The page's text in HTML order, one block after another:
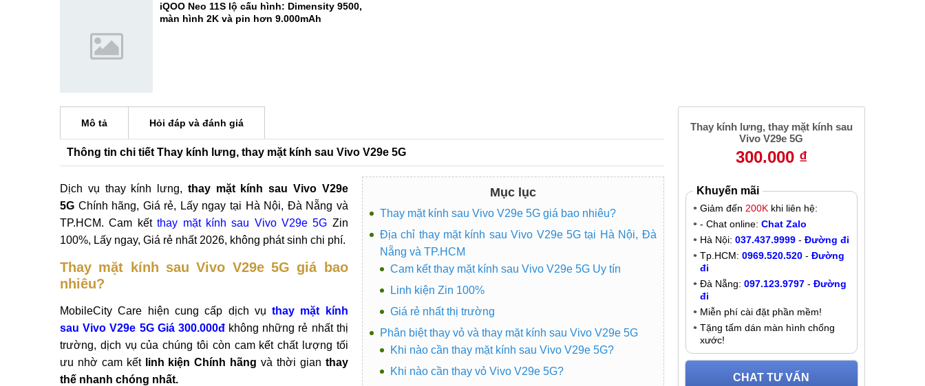
iQOO Neo 11S lộ cấu hình: Dimensity 9500,
màn hình 2K và pin hơn 9.000mAh
Mô tả Hỏi đáp và đánh giá
Thông tin chi tiết Thay kính lưng, thay mặt kính sau Vivo V29e 5G
Mục lục
Thay mặt kính sau Vivo V29e 5G giá bao nhiêu?
Địa chỉ thay mặt kính sau Vivo V29e 5G tại Hà Nội, Đà
Nẵng và TP.HCM
Cam kết thay mặt kính sau Vivo V29e 5G Uy tín
Linh kiện Zin 100%
Giá rẻ nhất thị trường
Phân biệt thay vỏ và thay mặt kính sau Vivo V29e 5G
Khi nào cần thay mặt kính sau Vivo V29e 5G?
Khi nào cần thay vỏ Vivo V29e 5G?
Dịch vụ thay kính lưng, thay mặt kính sau Vivo V29e
5G Chính hãng, Giá rẻ, Lấy ngay tại Hà Nội, Đà Nẵng và
TP.HCM. Cam kếtthay mặt kính sau Vivo V29e 5G Zin
100%, Lấy ngay, Giá rẻ nhất 2026, không phát sinh chi phí.
Thay mặt kính sau Vivo V29e 5G giá bao
nhiêu?
MobileCity Care hiện cung cấp dịch vụthay mặt kính
sau Vivo V29e 5G Giá 300.000đ không những rẻ nhất thị
trường, dịch vụ của chúng tôi còn cam kết chất lượng tối
ưu nhờ cam kết linh kiện Chính hãng và thời gian thay
thế nhanh chóng nhất.
Thay kính lưng, thay mặt kính sau
Vivo V29e 5G
300.000 ₫
Khuyến mãi
Giảm đến 200Kkhi liên hệ:
- Chat online: Chat Zalo
Hà Nội: 037.437.9999- Đường đi
Tp.HCM: 0969.520.520- Đường
đi
Đà Nẵng: 097.123.9797- Đường
đi
Miễn phí cài đặt phần mềm!
Tặng tấm dán màn hình chống
xước!
CHAT TƯ VẤN